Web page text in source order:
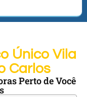
Único Vila
Carlos
Perto de Você